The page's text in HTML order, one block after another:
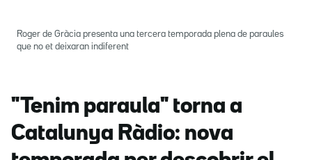
Roger de Gràcia presenta una tercera temporada plena de paraules
que no et deixaran indiferent
"Tenim paraula" torna a
Catalunya Ràdio: nova